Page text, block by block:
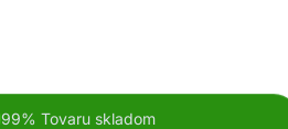
99% Tovaru skladom